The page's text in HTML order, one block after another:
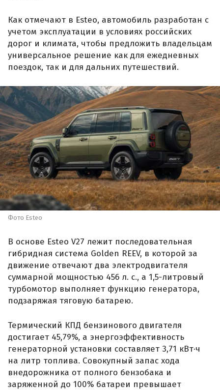
Как отмечают в Esteo, автомобиль разработан с
учетом эксплуатации в условиях российских
дорог и климата, чтобы предложить владельцам
универсальное решение как для ежедневных
поездок, так и для дальних путешествий.
Фото Esteo
В основе Esteo V27 лежит последовательная
гибридная система Golden REEV, в которой за
движение отвечают два электродвигателя
суммарной мощностью 456 л. с., а 1,5-литровый
турбомотор выполняет функцию генератора,
подзаряжая тяговую батарею.
Термический КПД бензинового двигателя
достигает 45,79%, а энергоэффективность
генераторной установки составляет 3,71 кВт·ч
на литр топлива. Совокупный запас хода
внедорожника от полного бензобака и
заряженной до 100% батареи превышает